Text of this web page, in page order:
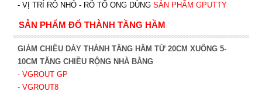
- VỊ TRÍ RỖ NHỎ - RỖ TỔ ONG DÙNG SẢN PHẨM GPUTTY
SẢN PHẨM ĐỔ THÀNH TẦNG HẦM
GIẢM CHIỀU DÀY THÀNH TẦNG HẦM TỪ 20CM XUỐNG 5-
10CM TĂNG CHIỀU RỘNG NHÀ BẰNG
- VGROUT GP
- VGROUT8